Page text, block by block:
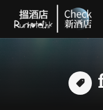
Check
酒